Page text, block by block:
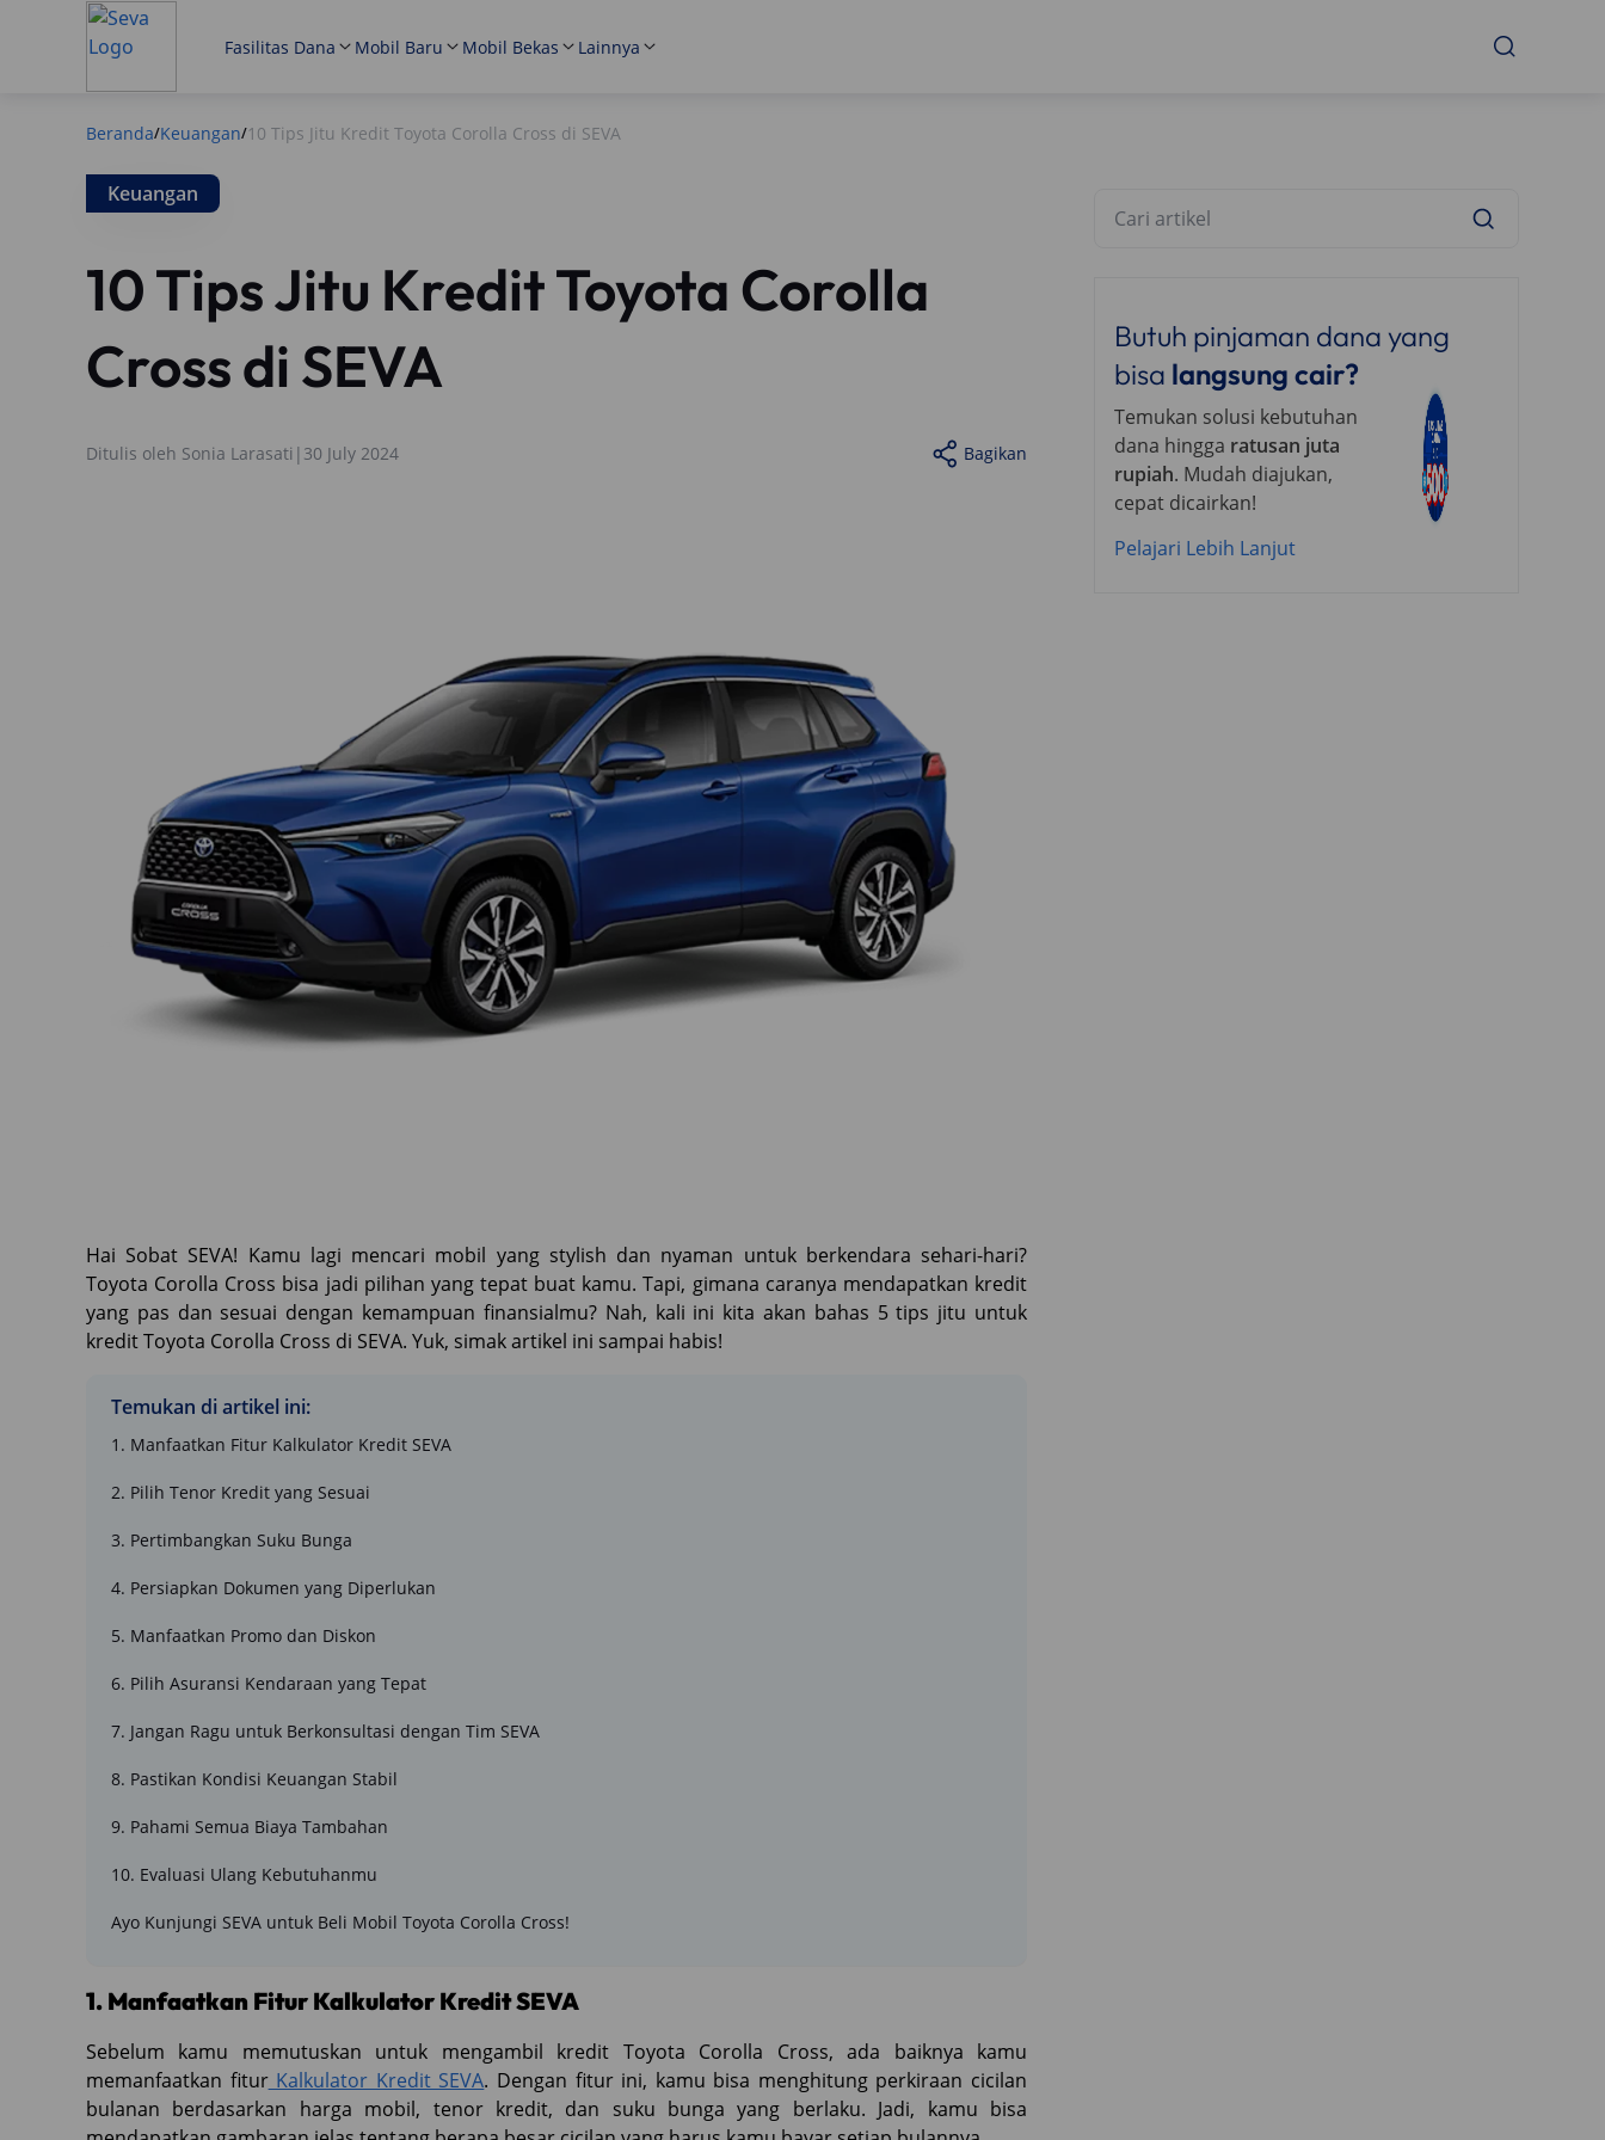
Fasilitas Dana Mobil Baru Mobil Bekas Lainnya
Beranda/Keuangan/10 Tips Jitu Kredit Toyota Corolla Cross di SEVA
Keuangan
10 Tips Jitu Kredit Toyota Corolla
Cross di SEVA
Ditulis oleh Sonia Larasati | 30 July 2024 Bagikan
Hai Sobat SEVA! Kamu lagi mencari mobil yang stylish dan nyaman untuk berkendara sehari-hari?
Toyota Corolla Cross bisa jadi pilihan yang tepat buat kamu. Tapi, gimana caranya mendapatkan kredit
yang pas dan sesuai dengan kemampuan finansialmu? Nah, kali ini kita akan bahas 5 tips jitu untuk
kredit Toyota Corolla Cross di SEVA. Yuk, simak artikel ini sampai habis!
Temukan di artikel ini:
1. Manfaatkan Fitur Kalkulator Kredit SEVA
2. Pilih Tenor Kredit yang Sesuai
3. Pertimbangkan Suku Bunga
4. Persiapkan Dokumen yang Diperlukan
5. Manfaatkan Promo dan Diskon
6. Pilih Asuransi Kendaraan yang Tepat
7. Jangan Ragu untuk Berkonsultasi dengan Tim SEVA
8. Pastikan Kondisi Keuangan Stabil
9. Pahami Semua Biaya Tambahan
10. Evaluasi Ulang Kebutuhanmu
Ayo Kunjungi SEVA untuk Beli Mobil Toyota Corolla Cross!
1. Manfaatkan Fitur Kalkulator Kredit SEVA
Sebelum kamu memutuskan untuk mengambil kredit Toyota Corolla Cross, ada baiknya kamu
memanfaatkan fiturKalkulator Kredit SEVA. Dengan fitur ini, kamu bisa menghitung perkiraan cicilan
bulanan berdasarkan harga mobil, tenor kredit, dan suku bunga yang berlaku. Jadi, kamu bisa
Butuh pinjaman dana yang
bisa langsung cair?
Temukan solusi kebutuhan
dana hingga ratusan juta
rupiah. Mudah diajukan,
cepat dicairkan!
Pelajari Lebih Lanjut